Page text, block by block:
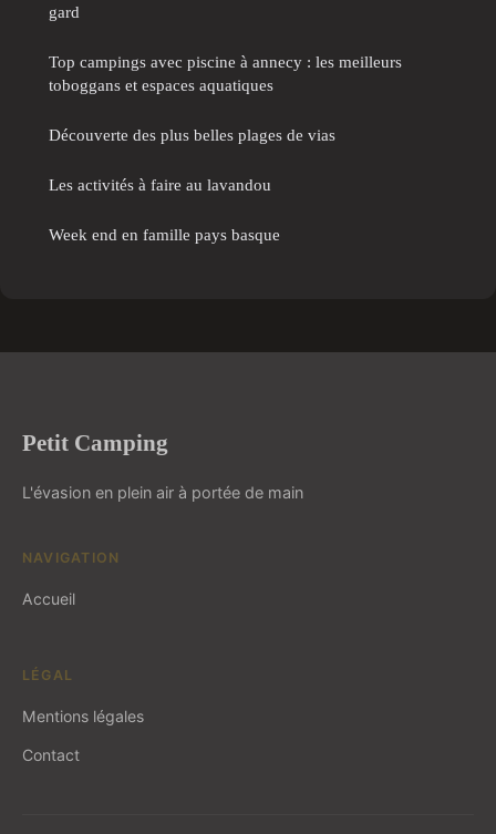
gard
Top campings avec piscine à annecy : les meilleurs
toboggans et espaces aquatiques
Découverte des plus belles plages de vias
Les activités à faire au lavandou
Week end en famille pays basque
Petit Camping
L'évasion en plein air à portée de main
NAVIGATION
Accueil
LÉGAL
Mentions légales
Contact